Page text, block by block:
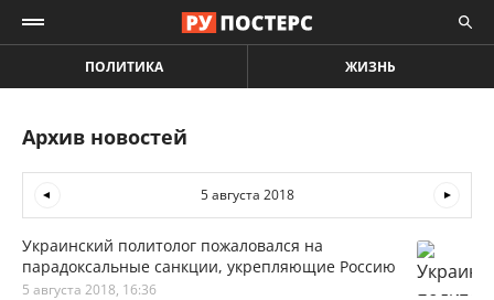
ПОЛИТИКА ЖИЗНЬ
Архив новостей
5 августа 2018
Украинский политолог пожаловался на
парадоксальные санкции, укрепляющие Россию
5 августа 2018, 16:36